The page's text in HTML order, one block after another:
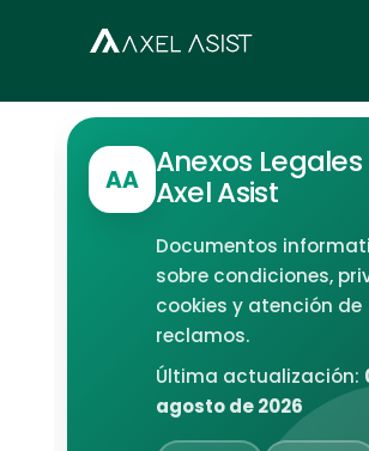
AA Anexos
Axel Asist
Documentos
sobre condiciones,
cookies y atención de
reclamos.
Última actualización:
agosto de 2026